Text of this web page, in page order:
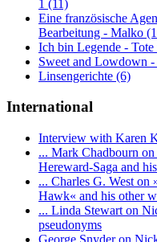
1 (11)
Eine französische
Bearbeitung - Malko
Ich bin Legende -
Sweet and Lowdown
Linsengerichte (6)
International
Interview with Karen
... Mark Chadbourn
Hereward-Saga and
... Charles G. West on
Hawk« and his other
... Linda Stewart on
pseudonyms